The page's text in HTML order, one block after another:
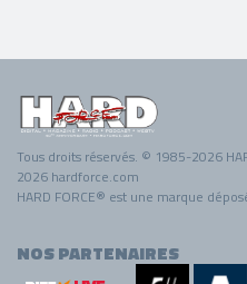
Tous droits réservés. © 1985-2026
2026 hardforce.com
HARD FORCE® est une marque
NOS PARTENAIRES